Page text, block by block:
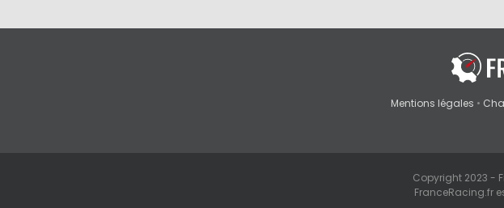
Mentions légales •
Copyright 2023 -
FranceRacing.fr